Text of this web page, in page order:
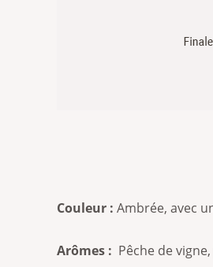
Couleur : Ambrée, avec
Arômes : Pêche de